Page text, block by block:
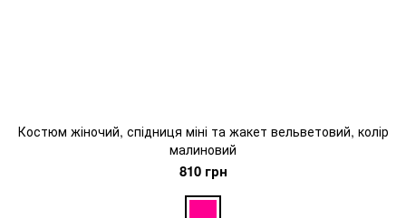
Костюм жіночий, спідниця міні та жакет вельветовий, колір
малиновий
810 грн